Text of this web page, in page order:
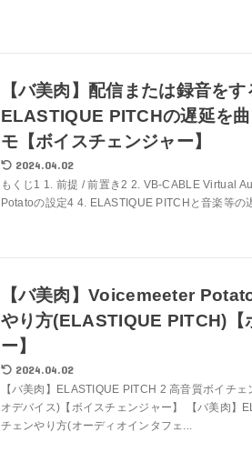
【バ美肉】配信または録音を
ELASTIQUE PITCHの遅延を
モ【ボイスチェンジャー】
2024.04.02
もくじ1 1. 前提 / 前置き2 2. VB-CABLE Virtual
Potatoの設定4 4. ELASTIQUE PITCHと音楽等の
【バ美肉】Voicemeeter
やり方(ELASTIQUE PITCH)【
ー】
2024.04.02
【バ美肉】ELASTIQUE PITCH 2 高音質ボイチ
オデバイス)【ボイスチェンジャー】 【バ美肉】
チェンやり方(オーディオインタフェ...